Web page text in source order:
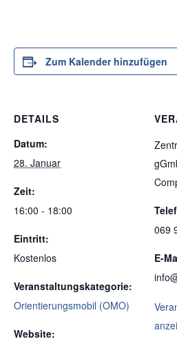
Zum Kalender hinzufügen
DETAILS
Datum:
28. Januar
Zeit:
16:00 - 18:00
Eintritt:
Kostenlos
Veranstaltungskategorie:
Orientierungsmobil (OMO)
Website:
069
E-